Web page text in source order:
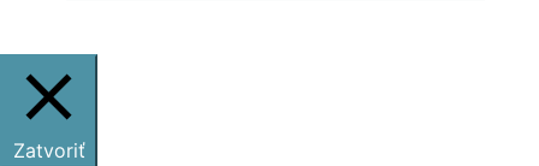
Zatvoriť